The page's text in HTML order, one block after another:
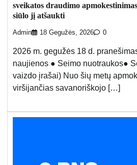
sveikatos draudimo
siūlo jį atšaukti
Admin 18 Gegužės, 2026 0
2026 m. gegužės 18 d.
naujienos ● Seimo nuotraukos●
vaizdo įrašai) Nuo šių metų
viršijančias savanoriškojo […]